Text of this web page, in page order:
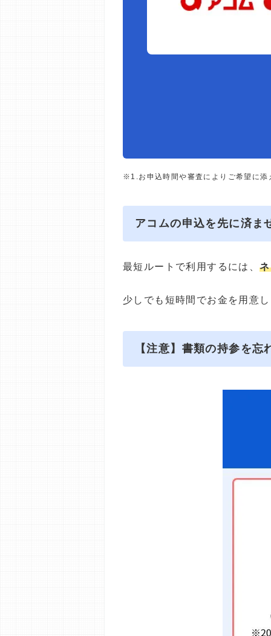
※1.お申込時間や審査によりご希望に添
アコムの申込を先に済ま
最短ルートで利用するには、
少しでも短時間でお金を用意
【注意】書類の持参を忘